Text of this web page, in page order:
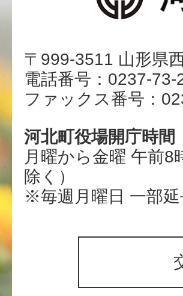
〒999-3511 山形県
電話番号：0237-73-
ファックス番号：
河北町役場開庁時間
月曜から金曜 午前8
除く）
※毎週月曜日 一部